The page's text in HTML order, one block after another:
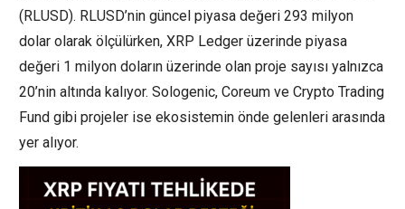
(RLUSD). RLUSD’nin güncel piyasa değeri 293 milyon
dolar olarak ölçülürken, XRP Ledger üzerinde piyasa
değeri 1 milyon doların üzerinde olan proje sayısı yalnızca
20’nin altında kalıyor. Sologenic, Coreum ve Crypto Trading
Fund gibi projeler ise ekosistemin önde gelenleri arasında
yer alıyor.